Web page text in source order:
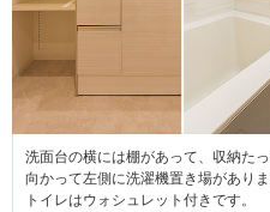
洗面台の横には棚があって、収納た
向かって左側に洗濯機置き場があり
トイレはウォシュレット付きです。